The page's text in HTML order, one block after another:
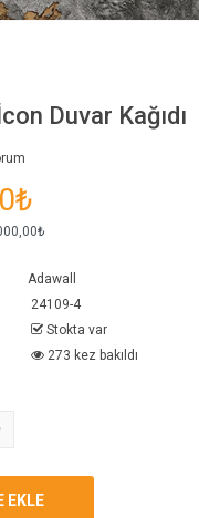
Duvar Kağıdı
Adawall
24109-4
Stokta var
273 kez bakıldı